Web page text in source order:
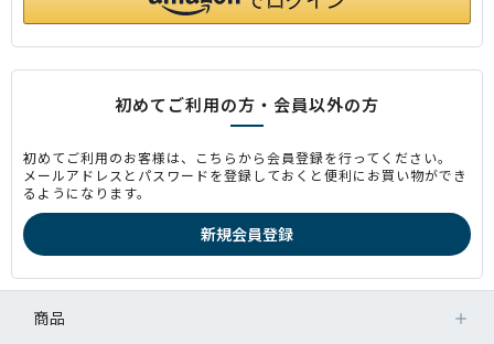
初めてご利用の方・会員以外の方
初めてご利用のお客様は、こちらから会員登録を行ってください。
メールアドレスとパスワードを登録しておくと便利にお買い物ができ
るようになります。
商品